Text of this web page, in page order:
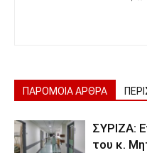
ΠΑΡΟΜΟΙΑ ΑΡΘΡΑ
ΣΥΡΙΖΑ:
του κ.